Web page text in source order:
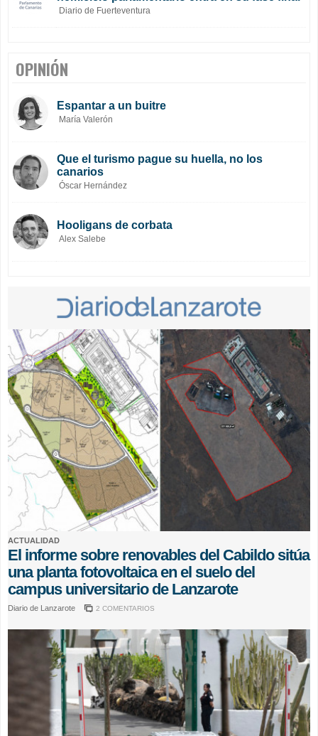
Diario de Fuerteventura
OPINIÓN
Espantar a un buitre
María Valerón
Que el turismo pague su huella, no los
canarios
Óscar Hernández
Hooligans de corbata
Alex Salebe
ACTUALIDAD
El informe sobre renovables del Cabildo sitúa
una planta fotovoltaica en el suelo del
campus universitario de Lanzarote
Diario de Lanzarote 2 COMENTARIOS